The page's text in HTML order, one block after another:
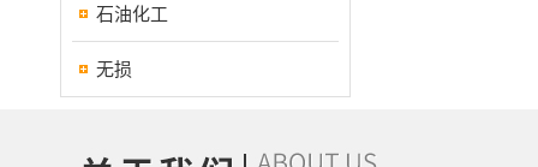
石油化工
无损